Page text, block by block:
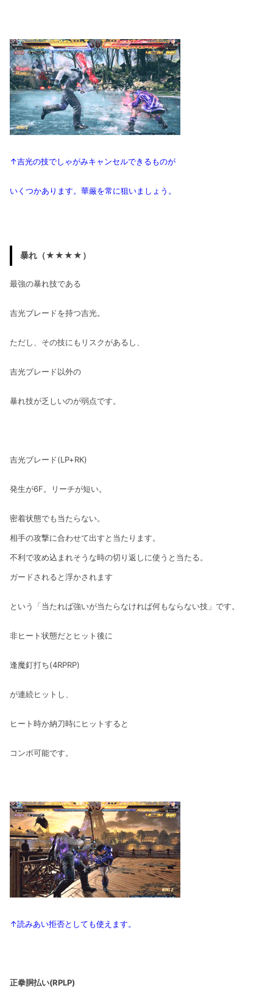
↑吉光の技でしゃがみキャンセルできるものが
いくつかあります。華厳を常に狙いましょう。
暴れ（★★★★）
最強の暴れ技である
吉光ブレードを持つ吉光。
ただし、その技にもリスクがあるし、
吉光ブレード以外の
暴れ技が乏しいのが弱点です。
吉光ブレード(LP+RK)
発生が6F。リーチが短い。
密着状態でも当たらない。
相手の攻撃に合わせて出すと当たります。
不利で攻め込まれそうな時の切り返しに使うと当たる。
ガードされると浮かされます
という「当たれば強いが当たらなければ何もならない技」です。
非ヒート状態だとヒット後に
逢魔釘打ち(4RPRP)
が連続ヒットし、
ヒート時か納刀時にヒットすると
コンボ可能です。
↑読みあい拒否としても使えます。
正拳胴払い(RPLP)